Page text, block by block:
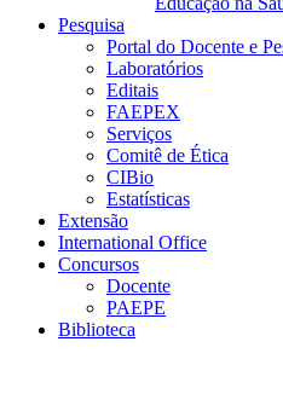
Pesquisa
Portal do Docente e
Laboratórios
Editais
FAEPEX
Serviços
Comitê de Ética
CIBio
Estatísticas
Extensão
International Office
Concursos
Docente
PAEPE
Biblioteca